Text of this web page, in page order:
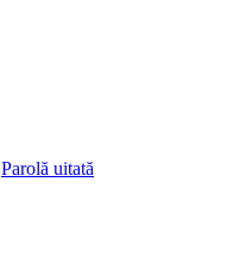
Parolă uitată